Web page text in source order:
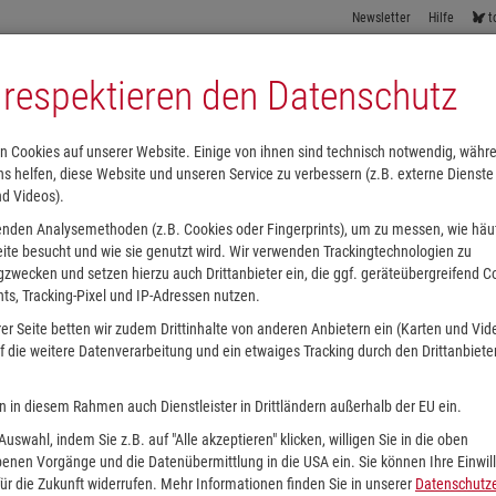
den Datenschutz
Cookies auf unserer Website. Einige von ihnen sind technisch notwendig,
helfen, diese Website und unseren Service zu verbessern (z.B. externe
Videos).
Analysemethoden (z.B. Cookies oder Fingerprints), um zu messen, wie
besucht und wie sie genutzt wird. Wir verwenden Trackingtechnologien zu
und setzen hierzu auch Drittanbieter ein, die ggf. geräteübergreifend
Tracking-Pixel und IP-Adressen nutzen.
Seite betten wir zudem Drittinhalte von anderen Anbietern ein (Karten und
die weitere Datenverarbeitung und ein etwaiges Tracking durch den
in diesem Rahmen auch Dienstleister in Drittländern außerhalb der EU ein.
indem Sie z.B. auf "Alle akzeptieren" klicken, willigen Sie in die oben
Vorgänge und die Datenübermittlung in die USA ein. Sie können Ihre
die Zukunft widerrufen. Mehr Informationen finden Sie in unserer
Newsletter Hilfe
Lesesommer Internationale Bücher Hörbücher Alle Kategorien
schon heute bei uns abholen können. Und so einfach geht das...